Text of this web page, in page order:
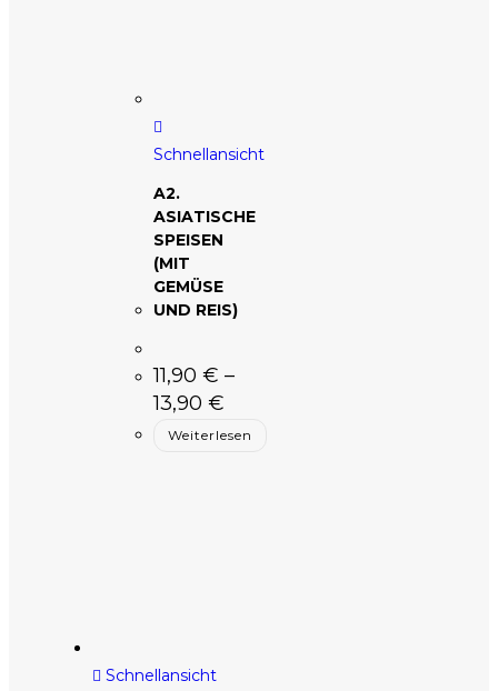
Schnellansicht
A2.
ASIATISCHE
SPEISEN
(MIT
GEMÜSE
UND REIS)
11,90 € –
13,90 €
Weiterlesen
Schnellansicht